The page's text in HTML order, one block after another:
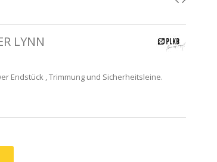
LYNN
Endstück , Trimmung und Sicherheitsleine.